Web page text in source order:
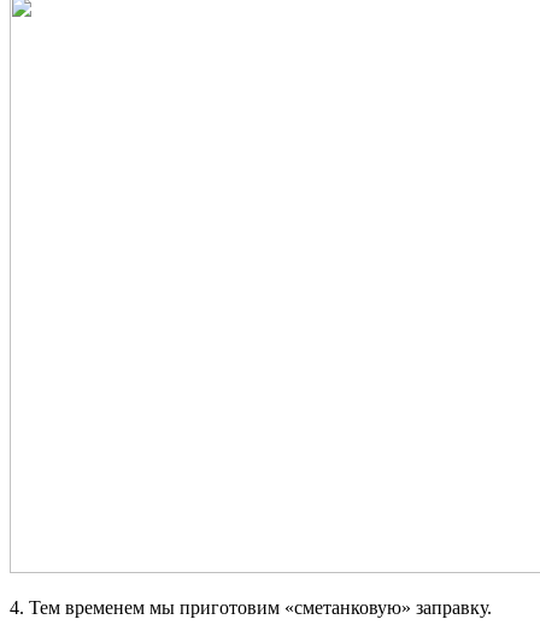
4. Тем временем мы приготовим «сметанковую» заправку.